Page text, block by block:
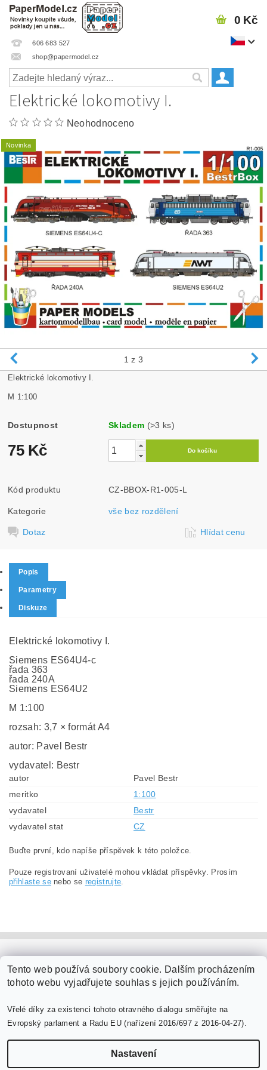
606 683 527
shop@papermodel.cz
0 Kč
Elektrické lokomotivy I.
Neohodnoceno
Novinka
1 z 3
Elektrické lokomotivy I.
M 1:100
Dostupnost Skladem (>3 ks)
75 Kč
Kód produktu CZ-BBOX-R1-005-L
Kategorie vše bez rozdělení
Dotaz Hlídat cenu
Popis
Parametry
Diskuze
Elektrické lokomotivy I.
Siemens ES64U4-c
řada 363
řada 240A
Siemens ES64U2
M 1:100
rozsah: 3,7 × formát A4
autor: Pavel Bestr
vydavatel: Bestr
autor
Pavel Bestr
meritko
1:100
vydavatel
Bestr
vydavatel stat
CZ
Buďte první, kdo napíše příspěvek k této položce.
Pouze registrovaní uživatelé mohou vkládat příspěvky. Prosím
přihlaste senebo se registrujte.
Tento web používá soubory cookie. Dalším procházením
tohoto webu vyjadřujete souhlas s jejich používáním.
Vřelé díky za existenci tohoto otravného dialogu směřujte na
Evropský parlament a Radu EU (nařízení 2016/697 z 2016-04-27).
Nastavení